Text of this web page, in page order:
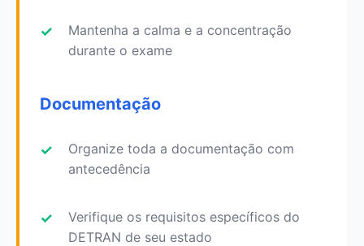
Mantenha a calma e a concentração
durante o exame
Documentação
Organize toda a documentação com
antecedência
Verifique os requisitos específicos do
DETRAN de seu estado